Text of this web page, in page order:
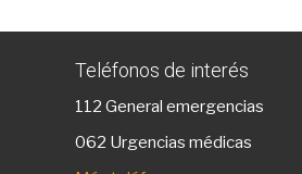
Teléfonos de interés
112 General emergencias
062 Urgencias médicas